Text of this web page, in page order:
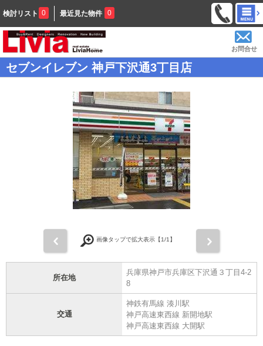
検討リスト 0 最近見た物件 0
お問合せ
セブンイレブン 神戸下沢通3丁目店
画像タップで拡大表示【1/1】
所在地
兵庫県神戸市兵庫区下沢通３丁目4-2
8
交通
神鉄有馬線 湊川駅
神戸高速東西線 新開地駅
神戸高速東西線 大開駅